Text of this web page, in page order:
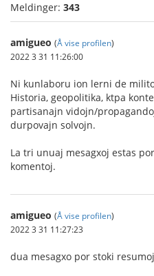
Meldinger: 343
amigueo (Å vise profilen)
2022 3 31 11:26:00
Ni kunlaboru ion lerni de
Historia, geopolitika, ktpa
partisanajn vidojn/
durpovajn solvojn.
La tri unuaj mesagxoj estas
komentoj.
amigueo (Å vise profilen)
2022 3 31 11:27:23
dua mesagxo por stoki